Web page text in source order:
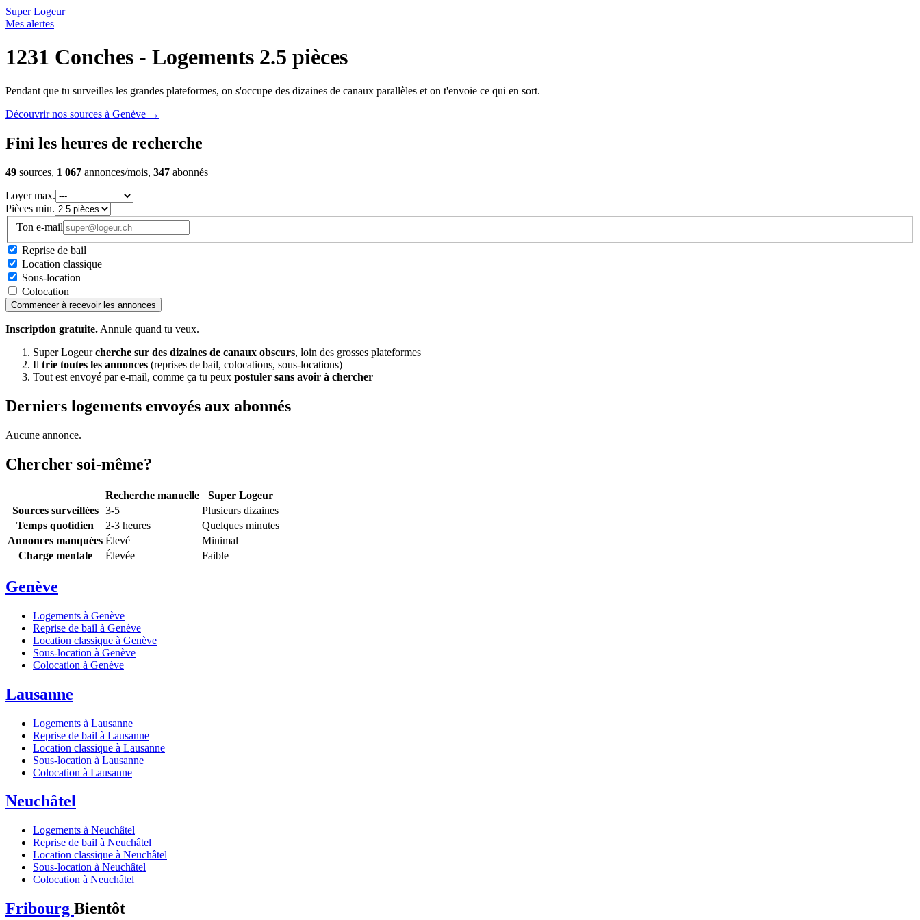
Super Logeur
Mes alertes
1231 Conches - Logements 2.5 pièces
Pendant que tu surveilles les grandes plateformes, on s'occupe des dizaines de canaux parallèles et on t'envoie ce qui en sort.
Découvrir nos sources à Genève →
Fini les heures de recherche
49 sources, 1 067 annonces/mois, 347 abonnés
Loyer max.
Pièces min.
Ton e-mail
Reprise de bail
Location classique
Sous-location
Colocation
Commencer à recevoir les annonces
Inscription gratuite. Annule quand tu veux.
Super Logeurcherche sur des dizaines de canaux obscurs, loin des grosses plateformes
Il trie toutes les annonces (reprises de bail, colocations, sous-locations)
Tout est envoyé par e-mail, comme ça tu peux postuler sans avoir à chercher
Derniers logements envoyés aux abonnés
Aucune annonce.
Chercher soi-même?
Recherche manuelle
Super Logeur
Sources surveillées
3-5
Plusieurs dizaines
Temps quotidien
2-3 heures
Quelques minutes
Annonces manquées Élevé
Minimal
Charge mentale
Élevée Faible
Genève
Logements à Genève
Reprise de bail à Genève
Location classique à Genève
Sous-location à Genève
Colocation à Genève
Lausanne
Logements à Lausanne
Reprise de bail à Lausanne
Location classique à Lausanne
Sous-location à Lausanne
Colocation à Lausanne
Neuchâtel
Logements à Neuchâtel
Reprise de bail à Neuchâtel
Location classique à Neuchâtel
Sous-location à Neuchâtel
Colocation à Neuchâtel
Fribourg Bientôt